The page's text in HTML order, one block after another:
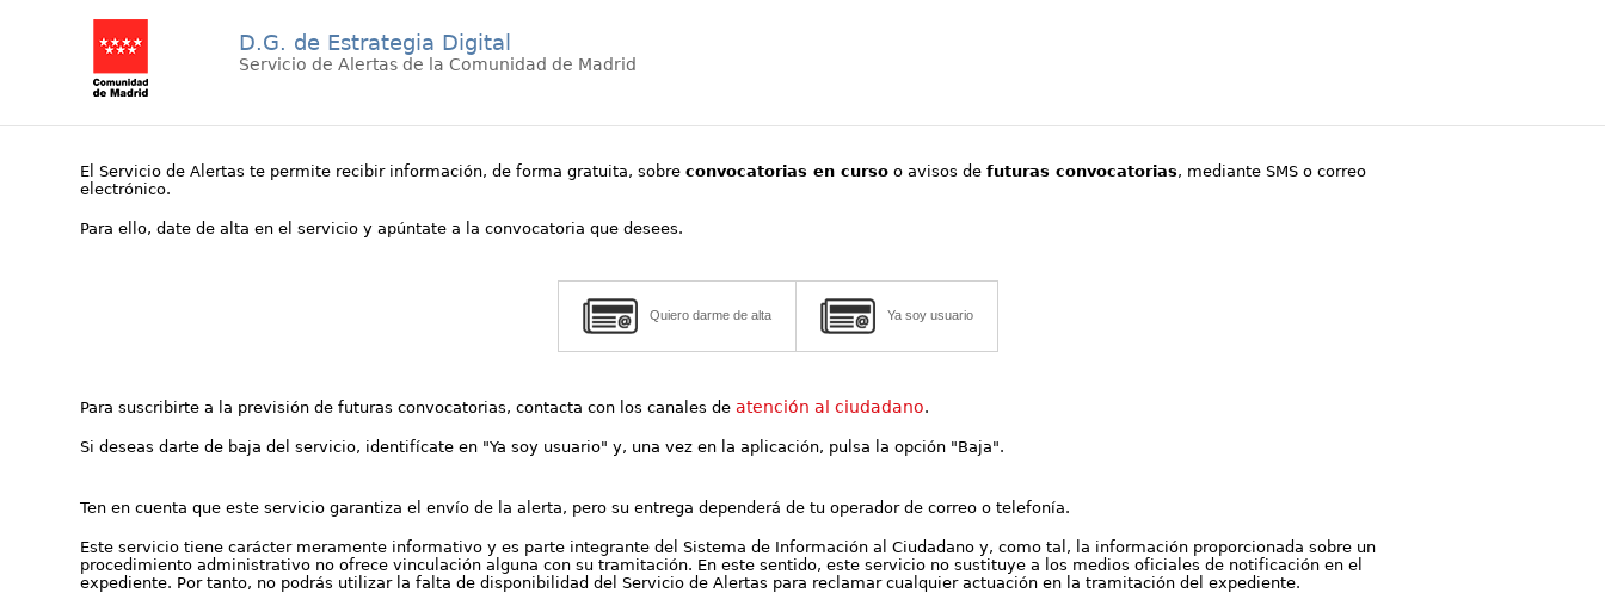
D.G. de Estrategia Digital
Servicio de Alertas de la Comunidad de Madrid
El Servicio de Alertas te permite recibir información, de forma gratuita, sobreconvocatorias en curso o avisos defuturas convocatorias, mediante SMS o correo
electrónico.
Para ello, date de alta en el servicio y apúntate a la convocatoria que desees.
Quiero darme de alta Ya soy usuario
Para suscribirte a la previsión de futuras convocatorias, contacta con los canales deatención al ciudadano.
Si deseas darte de baja del servicio, identifícate en "Ya soy usuario" y, una vez en la aplicación, pulsa la opción "Baja".
Ten en cuenta que este servicio garantiza el envío de la alerta, pero su entrega dependerá de tu operador de correo o telefonía.
Este servicio tiene carácter meramente informativo y es parte integrante del Sistema de Información al Ciudadano y, como tal, la información proporcionada sobre un
procedimiento administrativo no ofrece vinculación alguna con su tramitación. En este sentido, este servicio no sustituye a los medios oficiales de notificación en el
expediente. Por tanto, no podrás utilizar la falta de disponibilidad del Servicio de Alertas para reclamar cualquier actuación en la tramitación del expediente.